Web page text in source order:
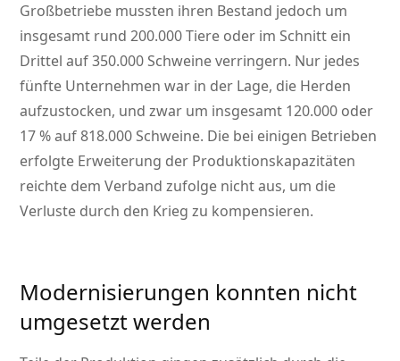
Großbetriebe mussten ihren Bestand jedoch um
insgesamt rund 200.000 Tiere oder im Schnitt ein
Drittel auf 350.000 Schweine verringern. Nur jedes
fünfte Unternehmen war in der Lage, die Herden
aufzustocken, und zwar um insgesamt 120.000 oder
17 % auf 818.000 Schweine. Die bei einigen Betrieben
erfolgte Erweiterung der Produktionskapazitäten
reichte dem Verband zufolge nicht aus, um die
Verluste durch den Krieg zu kompensieren.
Modernisierungen konnten nicht
umgesetzt werden